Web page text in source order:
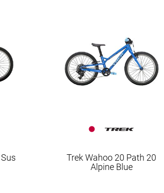
Trek Wahoo 20 Path 20
Alpine Blue